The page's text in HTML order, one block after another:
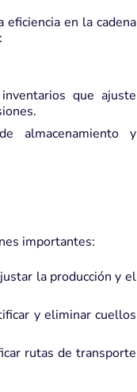
en la cadena
que ajuste
almacenamiento y
importantes:
la producción y el
y eliminar cuellos
rutas de transporte